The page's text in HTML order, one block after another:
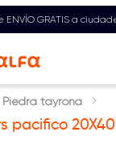
ENVÍO GRATIS a
Piedra tayrona
pacifico